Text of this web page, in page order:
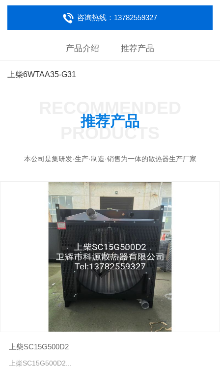
咨询热线：13782559327
产品介绍 推荐产品
上柴6WTAA35-G31
RECOMMENDED
PRODUCTS
推荐产品
本公司是集研发·生产·制造·销售为一体的散热器生产厂家
上柴SC15G500D2
上柴SC15G500D2...